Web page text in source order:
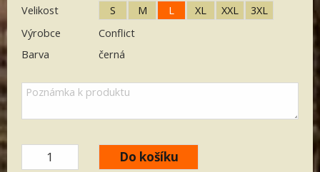
Velikost S M L XL XXL
3XL
Výrobce
Conflict
Barva
černá